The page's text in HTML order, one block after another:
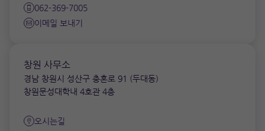
062-369-7005
이메일 보내기
창원 사무소
경남 창원시 성산구 충혼로 91 (두대동)
창원문성대학내 4호관 4층
오시는길